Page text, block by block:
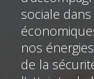
sociale
nos
de la